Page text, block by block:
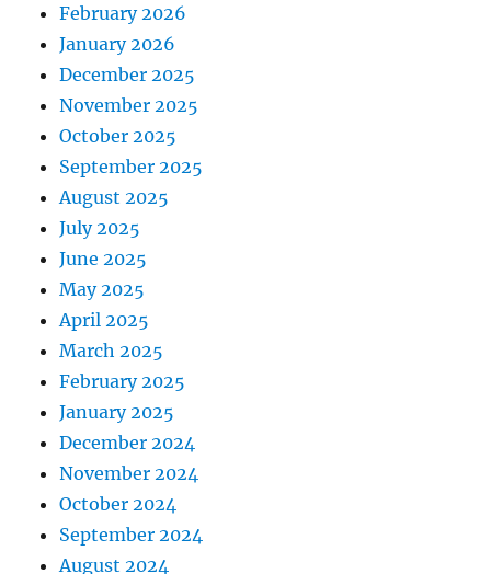
February 2026
January 2026
December 2025
November 2025
October 2025
September 2025
August 2025
July 2025
June 2025
May 2025
April 2025
March 2025
February 2025
January 2025
December 2024
November 2024
October 2024
September 2024
August 2024